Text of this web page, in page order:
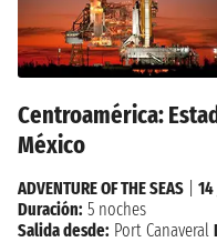
Centroamérica:
México
ADVENTURE OF THE SEAS
14
Duración: 5 noches
Salida desde: Port Canaveral